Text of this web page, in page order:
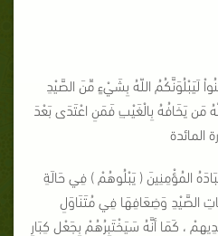
لَيَبْلُوَنَّكُمُ اللّهُ بِشَيْءٍ مِّنَ الصَّيْدِ
مَن يَخَافُهُ بِالْغَيْبِ فَمَنِ اعْتَدَى بَعْدَ
المُؤْمِنِينَ ( يَبْلُوهُمْ ) فِي حَالَةِ
الصَّيْدِ وَضِعَافِهَا فِي مُتَنَاوَلِ
، كَمَا أنَّهُ سَيَخْتَبِرُهُمْ بِجَعْلِ كِبَارِ